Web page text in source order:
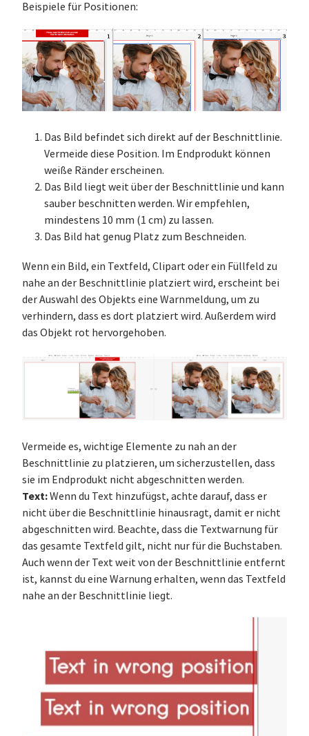
Beispiele für Positionen:
Das Bild befindet sich direkt auf der Beschnittlinie.
Vermeide diese Position. Im Endprodukt können
weiße Ränder erscheinen.
Das Bild liegt weit über der Beschnittlinie und kann
sauber beschnitten werden. Wir empfehlen,
mindestens 10 mm (1 cm) zu lassen.
Das Bild hat genug Platz zum Beschneiden.
Wenn ein Bild, ein Textfeld, Clipart oder ein Füllfeld zu
nahe an der Beschnittlinie platziert wird, erscheint bei
der Auswahl des Objekts eine Warnmeldung, um zu
verhindern, dass es dort platziert wird. Außerdem wird
das Objekt rot hervorgehoben.
Vermeide es, wichtige Elemente zu nah an der
Beschnittlinie zu platzieren, um sicherzustellen, dass
sie im Endprodukt nicht abgeschnitten werden.
Text:Wenn du Text hinzufügst, achte darauf, dass er
nicht über die Beschnittlinie hinausragt, damit er nicht
abgeschnitten wird. Beachte, dass die Textwarnung für
das gesamte Textfeld gilt, nicht nur für die Buchstaben.
Auch wenn der Text weit von der Beschnittlinie entfernt
ist, kannst du eine Warnung erhalten, wenn das Textfeld
nahe an der Beschnittlinie liegt.